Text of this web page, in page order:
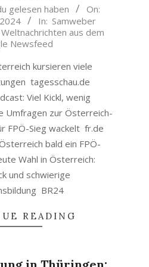
gelesen haben
On:
In: Samweber
aus dem
Newsfeed
kursieren viele
tagesschau.de
Viel Kickl, wenig
Umfragen zur Österreich-
FPÖ-Sieg wackelt fr.de
bald ein FPÖ-
Wahl in Österreich:
und schwierige
BR24
READING